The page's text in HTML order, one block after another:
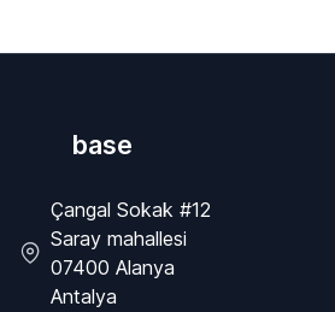
base
Çangal Sokak #12
Saray mahallesi
07400 Alanya
Antalya